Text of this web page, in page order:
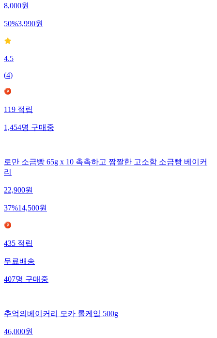
8,000원
50%3,990원
4.5
(4)
119 적립
1,454명 구매중
로만 소금빵 65g x 10 촉촉하고 짭짤한 고소함 소금빵 베이커
리
22,900원
37%14,500원
435적립
무료배송
407명구매중
추억의베이커리 모카 롤케잌 500g
46,000원